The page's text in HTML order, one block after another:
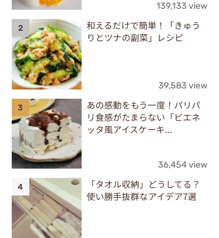
139,133 view
和えるだけで簡単！「きゅう
りとツナの副菜」レシピ
39,583 view
あの感動をもう一度！パリパ
リ食感がたまらない「ビエネ
ッタ風アイスケーキ...
36,454 view
「タオル収納」どうしてる？
使い勝手抜群なアイデア7選